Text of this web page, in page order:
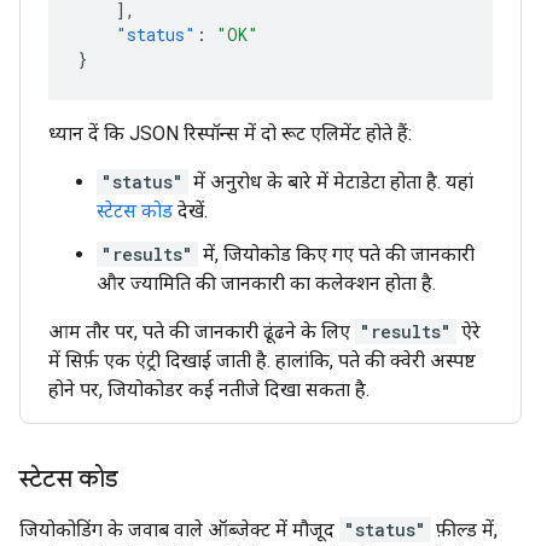
],
"status" :
"OK"
}
ध्यान दें कि JSON रिस्पॉन्स में दो रूट एलिमेंट होते हैं:
"status" में अनुरोध के बारे में मेटाडेटा होता है. यहां
स्टेटस कोड देखें.
"results" में, जियोकोड किए गए पते की जानकारी
और ज्यामिति की जानकारी का कलेक्शन होता है.
आम तौर पर, पते की जानकारी ढूंढने के लिए "results" ऐरे
में सिर्फ़ एक एंट्री दिखाई जाती है. हालांकि, पते की क्वेरी अस्पष्ट
होने पर, जियोकोडर कई नतीजे दिखा सकता है.
स्टेटस कोड
जियोकोडिंग के जवाब वाले ऑब्जेक्ट में मौजूद "status" फ़ील्ड में,